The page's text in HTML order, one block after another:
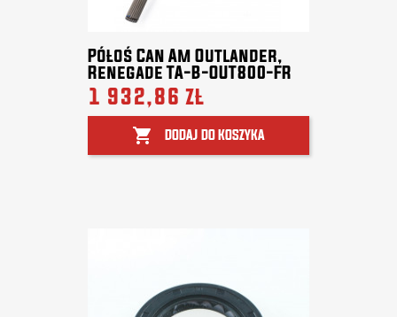
Półoś Can Am Outlander,
Renegade TA-B-OUT800-FR
1 932,86 zł
 DODAJ DO KOSZYKA